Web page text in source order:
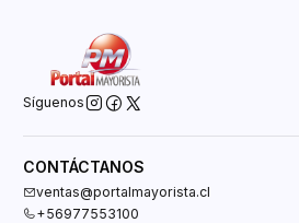
Síguenos
CONTÁCTANOS
ventas@portalmayorista.cl
+56977553100